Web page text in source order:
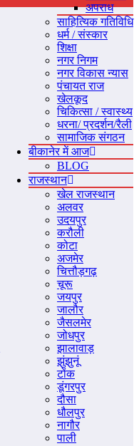
अपराध
साहित्यिक गतिविधि
धर्म / संस्‍कार
शिक्षा
नगर निगम
नगर विकास न्‍यास
पंचायत राज
खेलकूद
चिकित्‍सा / स्‍वास्‍थ्‍य
धरना/ प्रदर्शन/रैली
सामाजिक संगठन
बीकानेर में आज
BLOG
राजस्‍थान
खेल राजस्‍थान
अलवर
उदयपुर
करौली
कोटा
अजमेर
चित्तौड़गढ़
चूरू
जयपुर
जालौर
जैसलमेर
जोधपुर
झालावाड़
झुंझुनूं
टोंक
डूंगरपुर
दौसा
धौलपुर
नागौर
पाली